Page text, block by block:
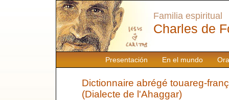
Presentación En el mundo
Familia espiritual
Charles de
Dictionnaire abrégé touareg-
(Dialecte de l'Ahaggar)